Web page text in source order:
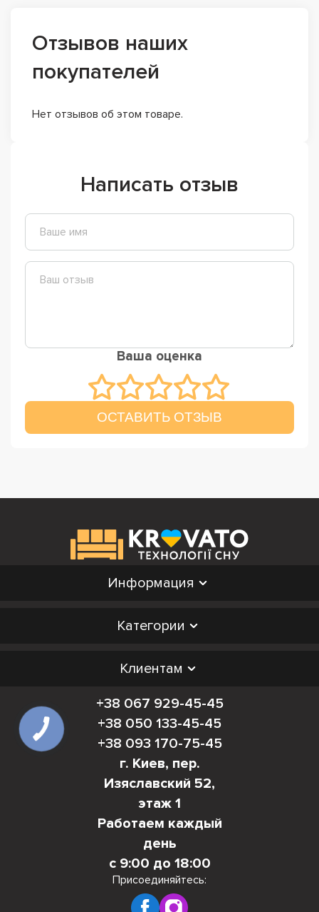
Отзывов наших
покупателей
Нет отзывов об этом товаре.
Написать отзыв
Ваша оценка
ОСТАВИТЬ ОТЗЫВ
Информация
Категории
Клиентам
+38 067 929-45-45
+38 050 133-45-45
+38 093 170-75-45
г. Киев, пер.
Изяславский 52,
этаж 1
Работаем каждый
день
с 9:00 до 18:00
Присоединяйтесь: